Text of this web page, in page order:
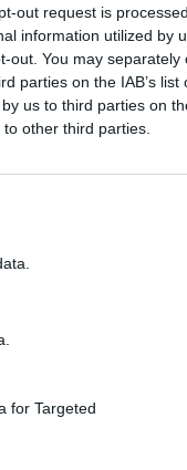
out request is
information utilized by
out. You may separately
parties on the IAB’s list
us to third parties on
other third parties.
for Targeted
1 2025